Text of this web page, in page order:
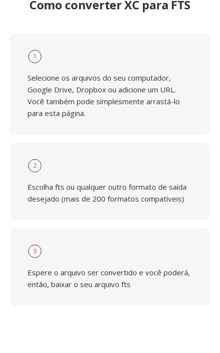
Como converter XC para FTS
1
Selecione os arquivos do seu computador,
Google Drive, Dropbox ou adicione um URL.
Você também pode simplesmente arrastá-lo
para esta página.
2
Escolha fts ou qualquer outro formato de saída
desejado (mais de 200 formatos compatíveis)
3
Espere o arquivo ser convertido e você poderá,
então, baixar o seu arquivo fts